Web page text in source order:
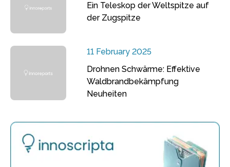
Ein Teleskop der Weltspitze auf
der Zugspitze
11 February 2025
Drohnen Schwärme: Effektive
Waldbrandbekämpfung
Neuheiten